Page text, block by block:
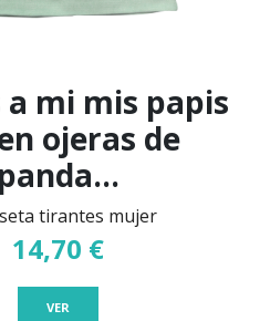
a mi mis papis
ojeras de
panda...
tirantes mujer
14,70 €
VER